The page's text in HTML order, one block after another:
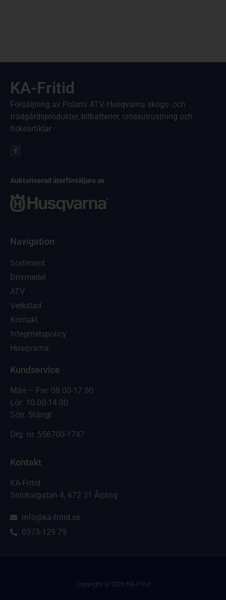
KA-Fritid
Försäljning av Polaris ATV, Husqvarna skogs- och
trädgårdsprodukter, bilbatterier, crossutrustning och
fiskeartiklar
Auktoriserad återförsäljare av
Navigation
Sortiment
Drivmedel
ATV
Verkstad
Kontakt
Integritetspolicy
Husqvarna
Kundservice
Mån – Fre: 08.00-17.00
Lör: 10.00-14.00
Sön: Stängt
Org. nr. 556700-1747
Kontakt
KA-Fritid
Snickargatan 4, 672 31 Årjäng
info@ka-fritid.se
0573-129 79
Copyright © 2026 KA-Fritid